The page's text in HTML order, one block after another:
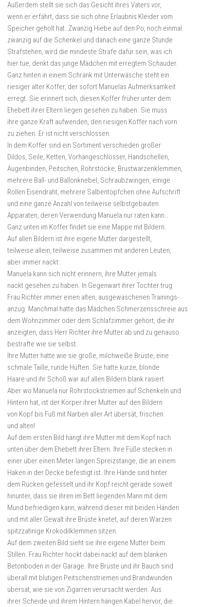
Außerdem stellt sie sich das Gesicht ihres Vaters vor,
wenn er erfährt, dass sie sich ohne Erlaubnis Kleider vom
Speicher geholt hat. Zwanzig Hiebe auf den Po, noch einmal
zwanzig auf die Schenkel und danach eine ganze Stunde
Strafstehen, wird die mindeste Strafe dafür sein, was ich
hier tue, denkt das junge Mädchen mit erregtem Schauder.
Ganz hinten in einem Schrank mit Unterwäsche steht ein
riesiger alter Koffer, der sofort Manuelas Aufmerksamkeit
erregt. Sie erinnert sich, diesen Koffer früher unter dem
Ehebett ihrer Eltern liegen gesehen zu haben. Sie muss
ihre ganze Kraft aufwenden, den riesigen Koffer nach vorn
zu ziehen. Er ist nicht verschlossen.
In dem Koffer sind ein Sortiment verschieden großer
Dildos, Seile, Ketten, Vorhängeschlösser, Handschellen,
Augenbinden, Peitschen, Rohrstöcke, Brustwarzenklemmen,
mehrere Ball- und Ballonknebel, Schraubzwingen, einige
Rollen Eisendraht, mehrere Salbentöpfchen ohne Aufschrift
und eine ganze Anzahl von teilweise selbstgebauten
Apparaten, deren Verwendung Manuela nur raten kann…
Ganz unten im Koffer findet sie eine Mappe mit Bildern.
Auf allen Bildern ist ihre eigene Mutter dargestellt,
teilweise allein, teilweise zusammen mit anderen Leuten,
aber immer nackt:
Manuela kann sich nicht erinnern, ihre Mutter jemals
nackt gesehen zu haben. In Gegenwart ihrer Tochter trug
Frau Richter immer einen alten, ausgewaschenen Trainings-
anzug. Manchmal hatte das Mädchen Schmerzensschreie aus
dem Wohnzimmer oder dem Schlafzimmer gehört, die ihr
anzeigten, dass Herr Richter ihre Mutter ab und zu genauso
bestrafte wie sie selbst.
Ihre Mutter hatte wie sie große, milchweiße Brüste, eine
schmale Taille, runde Hüften. Sie hatte kurze, blonde
Haare und ihr Schoß war auf allen Bildern blank rasiert.
Aber wo Manuela nur Rohrstockstriemen auf Schenkeln und
Hintern hat, ist der Körper ihrer Mutter auf den Bildern
von Kopf bis Fuß mit Narben aller Art übersät, frischen
und alten!
Auf dem ersten Bild hängt ihre Mutter mit dem Kopf nach
unten über dem Ehebett ihrer Eltern. Ihre Füße stecken in
einer über einen Meter langen Spreizstange, die an einem
Haken in der Decke befestigt ist. Ihre Hände sind hinter
dem Rücken gefesselt und ihr Kopf reicht gerade soweit
hinunter, dass sie ihren im Bett liegenden Mann mit dem
Mund befriedigen kann, während dieser mit beiden Händen
und mit aller Gewalt ihre Brüste knetet, auf deren Warzen
spitzzahnige Krokodilklemmen sitzen.
Auf dem zweiten Bild sieht sie ihre eigene Mutter beim
Stillen. Frau Richter hockt dabei nackt auf dem blanken
Betonboden in der Garage. Ihre Brüste und ihr Bauch sind
überall mit blutigen Peitschenstriemen und Brandwunden
übersät, wie sie von Zigarren verursacht werden. Aus
ihrer Scheide und ihrem Hintern hängen Kabel hervor, die